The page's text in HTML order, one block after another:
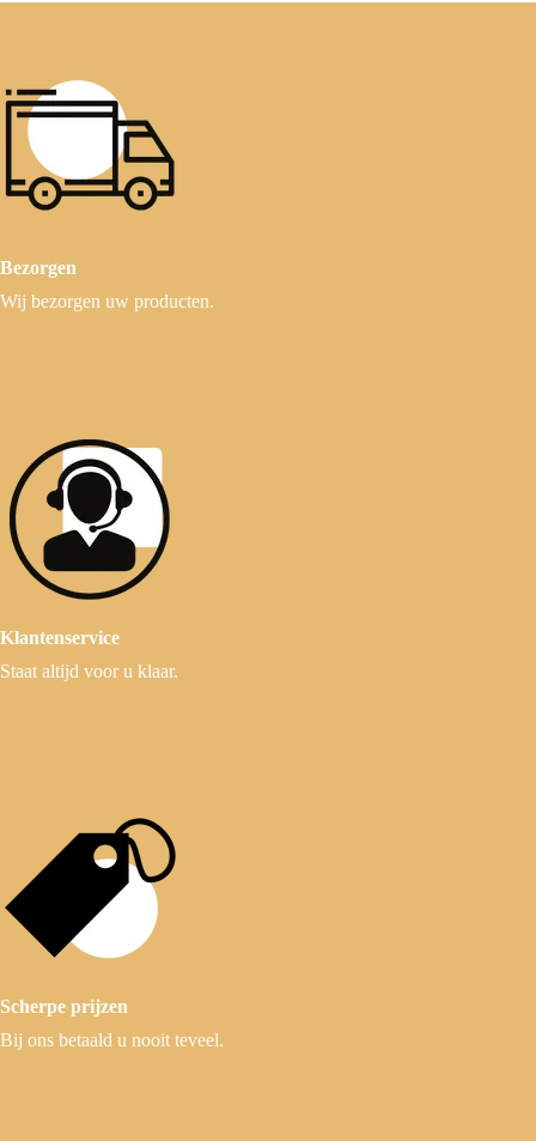
Bezorgen
Wij bezorgen uw producten.
Klantenservice
Staat altijd voor u klaar.
Scherpe prijzen
Bij ons betaald u nooit teveel.